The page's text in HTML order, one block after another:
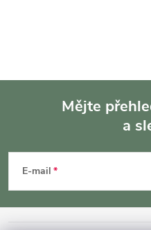
p
Mějte
a
E-mail